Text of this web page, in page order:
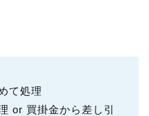
て処理
or 買掛金から差し引